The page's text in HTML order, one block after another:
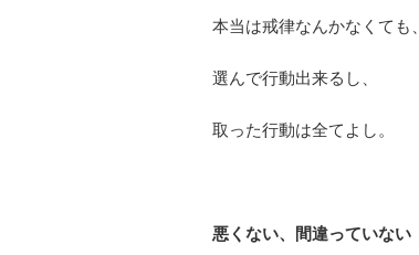
本当は戒律なんかなくても、
選んで行動出来るし、
取った行動は全てよし。
悪くない、間違っていない